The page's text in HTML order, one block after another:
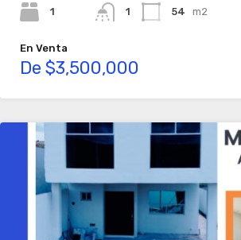
1 1 54 m2
En Venta
De $3,500,000